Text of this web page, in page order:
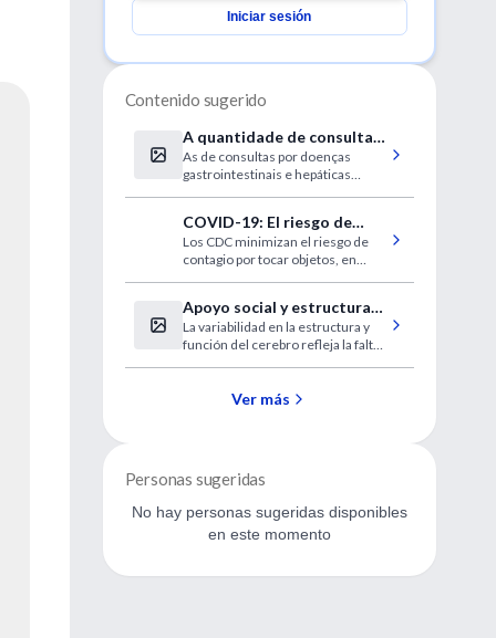
Iniciar sesión
Contenido sugerido
A quantidade de consultas
médicas relacionadas ao
álcool aumentou durante a
pandemia
As de consultas por doenças
gastrointestinais e hepáticas
COVID-19: El riesgo de
contagio al tocar
superficies es de 1 en 10.000
Los CDC minimizan el riesgo de
contagio por tocar objetos, en
Apoyo social y estructura
cerebral
La variabilidad en la estructura y
función del cerebro refleja la falta
Ver más
Personas sugeridas
No hay personas sugeridas disponibles
en este momento